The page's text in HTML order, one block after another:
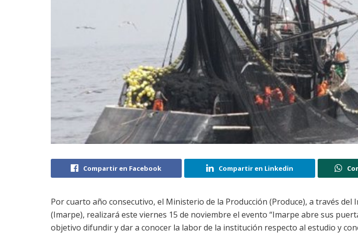
Compartir en Facebook Compartir en Linkedin
Por cuarto año consecutivo, el Ministerio de la Producción (Produce), a través del
(Imarpe), realizará este viernes 15 de noviembre el evento “Imarpe abre sus
objetivo difundir y dar a conocer la labor de la institución respecto al estudio y